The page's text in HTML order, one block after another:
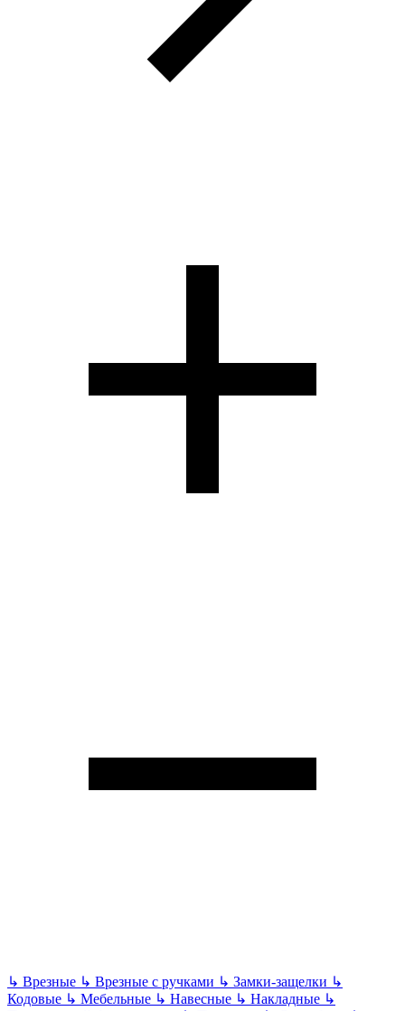
↳ Врезные ↳ Врезные с ручками ↳ Замки-защелки ↳
Кодовые ↳ Мебельные ↳ Навесные ↳ Накладные ↳